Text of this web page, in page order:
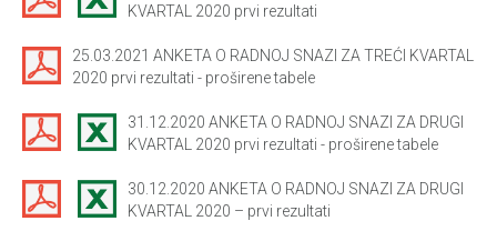
KVARTAL 2020 prvi rezultati
25.03.2021 ANKETA O RADNOJ SNAZI ZA TREĆI KVARTAL
2020 prvi rezultati - proširene tabele
31.12.2020 ANKETA O RADNOJ SNAZI ZA DRUGI
KVARTAL 2020 prvi rezultati - proširene tabele
30.12.2020 ANKETA O RADNOJ SNAZI ZA DRUGI
KVARTAL 2020 – prvi rezultati